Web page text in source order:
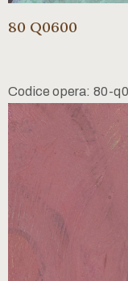
80 Q0600
Codice opera: 80-